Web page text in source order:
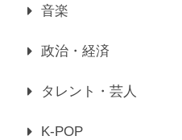
音楽
政治・経済
タレント・芸人
K-POP